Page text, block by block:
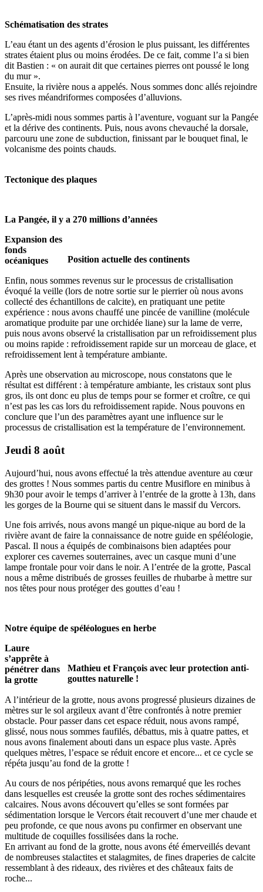
Schématisation des strates
L’eau étant un des agents d’érosion le plus puissant, les différentes
strates étaient plus ou moins érodées. De ce fait, comme l’a si bien
dit Bastien : « on aurait dit que certaines pierres ont poussé le long
du mur ».
Ensuite, la rivière nous a appelés. Nous sommes donc allés rejoindre
ses rives méandriformes composées d’alluvions.
L’après-midi nous sommes partis à l’aventure, voguant sur la Pangée
et la dérive des continents. Puis, nous avons chevauché la dorsale,
parcouru une zone de subduction, finissant par le bouquet final, le
volcanisme des points chauds.
Tectonique des plaques
La Pangée, il y a 270 millions d’années
Position actuelle des continents
Expansion des
fonds
océaniques
Enfin, nous sommes revenus sur le processus de cristallisation
évoqué la veille (lors de notre sortie sur le pierrier où nous avons
collecté des échantillons de calcite), en pratiquant une petite
expérience : nous avons chauffé une pincée de vanilline (molécule
aromatique produite par une orchidée liane) sur la lame de verre,
puis nous avons observé la cristallisation par un refroidissement plus
ou moins rapide : refroidissement rapide sur un morceau de glace, et
refroidissement lent à température ambiante.
Après une observation au microscope, nous constatons que le
résultat est différent : à température ambiante, les cristaux sont plus
gros, ils ont donc eu plus de temps pour se former et croître, ce qui
n’est pas les cas lors du refroidissement rapide. Nous pouvons en
conclure que l’un des paramètres ayant une influence sur le
processus de cristallisation est la température de l’environnement.
Jeudi 8 août
Aujourd’hui, nous avons effectué la très attendue aventure au cœur
des grottes ! Nous sommes partis du centre Musiflore en minibus à
9h30 pour avoir le temps d’arriver à l’entrée de la grotte à 13h, dans
les gorges de la Bourne qui se situent dans le massif du Vercors.
Une fois arrivés, nous avons mangé un pique-nique au bord de la
rivière avant de faire la connaissance de notre guide en spéléologie,
Pascal. Il nous a équipés de combinaisons bien adaptées pour
explorer ces cavernes souterraines, avec un casque muni d’une
lampe frontale pour voir dans le noir. A l’entrée de la grotte, Pascal
nous a même distribués de grosses feuilles de rhubarbe à mettre sur
nos têtes pour nous protéger des gouttes d’eau !
Notre équipe de spéléologues en herbe
Mathieu et François avec leur protection anti-
gouttes naturelle !
Laure
s’apprête à
pénétrer dans
la grotte
A l’intérieur de la grotte, nous avons progressé plusieurs dizaines de
mètres sur le sol argileux avant d’être confrontés à notre premier
obstacle. Pour passer dans cet espace réduit, nous avons rampé,
glissé, nous nous sommes faufilés, débattus, mis à quatre pattes, et
nous avons finalement abouti dans un espace plus vaste. Après
quelques mètres, l’espace se réduit encore et encore... et ce cycle se
répéta jusqu’au fond de la grotte !
Au cours de nos péripéties, nous avons remarqué que les roches
dans lesquelles est creusée la grotte sont des roches sédimentaires
calcaires. Nous avons découvert qu’elles se sont formées par
sédimentation lorsque le Vercors était recouvert d’une mer chaude et
peu profonde, ce que nous avons pu confirmer en observant une
multitude de coquilles fossilisées dans la roche.
En arrivant au fond de la grotte, nous avons été émerveillés devant
de nombreuses stalactites et stalagmites, de fines draperies de calcite
ressemblant à des rideaux, des rivières et des châteaux faits de
roche...